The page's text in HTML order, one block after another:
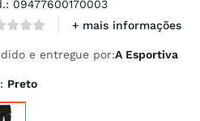
: 09477600170003
+ mais informações
e entregue por:A Esportiva
: Preto